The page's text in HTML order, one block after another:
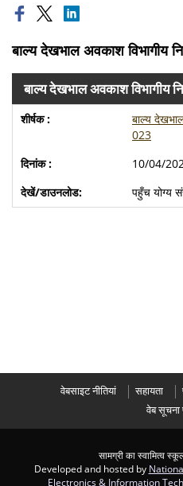
बाल्य देखभाल अवकाश विभागीय
बाल्य देखभाल अवकाश विभागीय
बाल्य
023
10/04/
पहुँच योग्य
वेबसाइट नीतियां सहायता
वेब
सामग्री का स्वामित्व
Developed and hosted by
Electronics & Information